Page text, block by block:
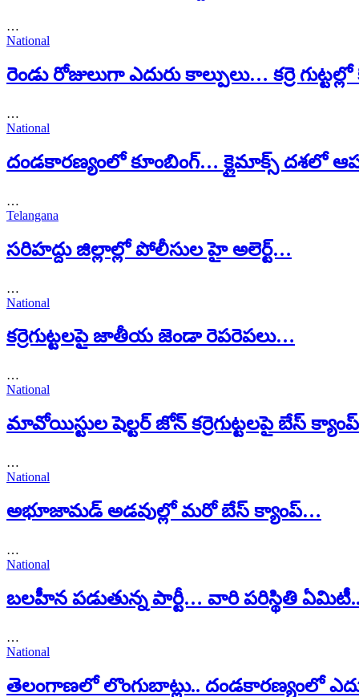
…
National
రెండు రోజులుగా ఎదురు కాల్పులు… కర్రె
…
National
దండకారణ్యంలో కూంబింగ్… క్లైమాక్స్ దశలో
…
Telangana
సరిహద్దు జిల్లాల్లో పోలీసుల హై అలెర్ట్…
…
National
కర్రెగుట్టలపై జాతీయ జెండా రెపరెపలు…
…
National
మావోయిస్టుల షెల్టర్ జోన్ కర్రెగుట్టలపై బేస్
…
National
అభూజామడ్ అడవుల్లో మరో బేస్ క్యాంప్…
…
National
బలహీన పడుతున్న పార్టీ… వారి పరిస్థితి
…
National
తెలంగాణలో లొంగుబాట్లు.. దండకారణ్యంలో